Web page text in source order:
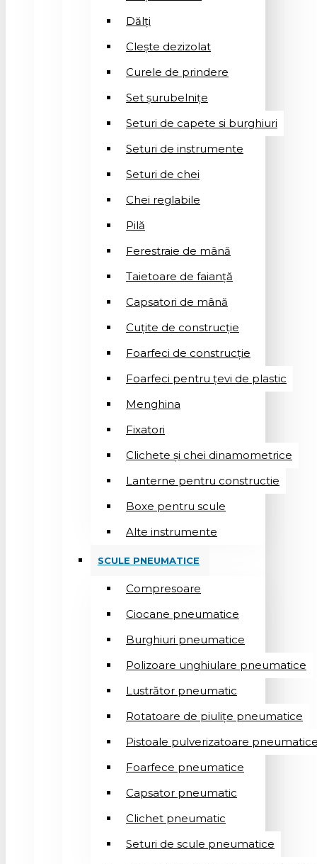
Dălți
Clește dezizolat
Curele de prindere
Set șurubelnițe
Seturi de capete si burghiuri
Seturi de instrumente
Seturi de chei
Chei reglabile
Pilă
Ferestraie de mână
Taietoare de faianță
Capsatori de mână
Cuțite de construcție
Foarfeci de construcție
Foarfeci pentru țevi de plastic
Menghina
Fixatori
Clichete și chei dinamometrice
Lanterne pentru constructie
Boxe pentru scule
Alte instrumente
SCULE PNEUMATICE
Compresoare
Ciocane pneumatice
Burghiuri pneumatice
Polizoare unghiulare pneumatice
Lustrător pneumatic
Rotatoare de piulițe pneumatice
Pistoale pulverizatoare
Foarfece pneumatice
Capsator pneumatic
Clichet pneumatic
Seturi de scule pneumatice